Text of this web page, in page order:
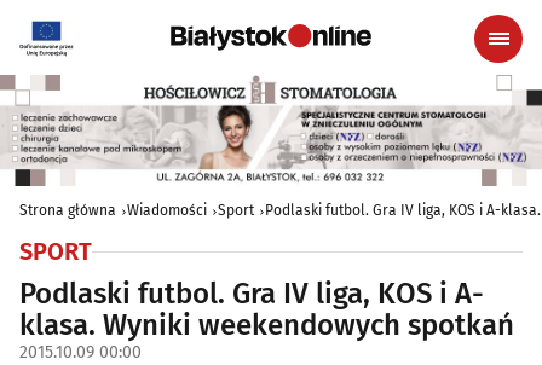
Strona główna Wiadomości Sport Podlaski futbol. Gra IV liga, KOS i A-
SPORT
Podlaski futbol. Gra IV liga, KOS i A-
klasa. Wyniki weekendowych spotkań
2015.10.09 00:00